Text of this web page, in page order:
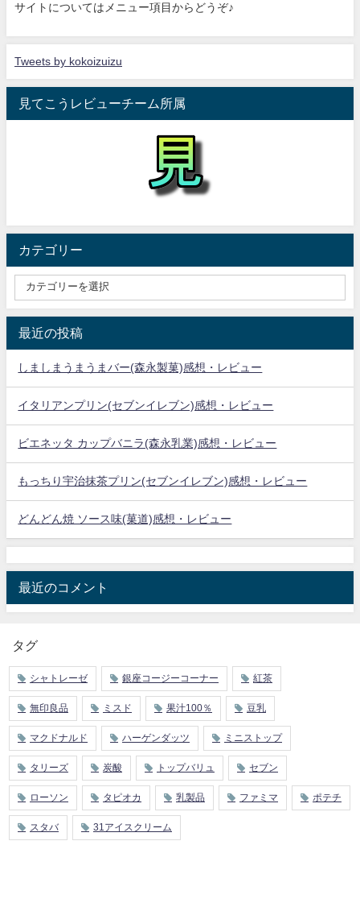
サイトについてはメニュー項目からどうぞ♪
Tweets by kokoizuizu
見てこうレビューチーム所属
カテゴリー
最近の投稿
しましまうまうまバー(森永製菓)感想・レビュー
イタリアンプリン(セブンイレブン)感想・レビュー
ビエネッタ カップバニラ(森永乳業)感想・レビュー
もっちり宇治抹茶プリン(セブンイレブン)感想・レビュー
どんどん焼 ソース味(菓道)感想・レビュー
最近のコメント
タグ
シャトレーゼ 銀座コージーコーナー 紅茶
無印良品 ミスド 果汁100％ 豆乳
マクドナルド ハーゲンダッツ ミニストップ
タリーズ 炭酸 トップバリュ セブン
ローソン タピオカ 乳製品 ファミマ ポテチ
スタバ 31アイスクリーム